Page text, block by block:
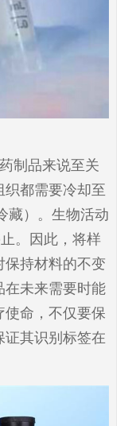
制品来说至关
织都需要冷却至
藏）。生物活动
。因此，将样
保持材料的不变
在未来需要时能
使命，不仅要保
证其识别标签在